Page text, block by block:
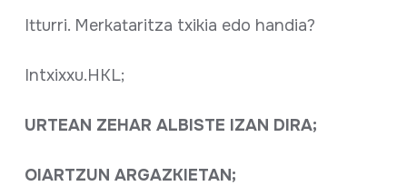
Itturri. Merkataritza txikia edo handia?
Intxixxu.HKL;
URTEAN ZEHAR ALBISTE IZAN DIRA;
OIARTZUN ARGAZKIETAN;